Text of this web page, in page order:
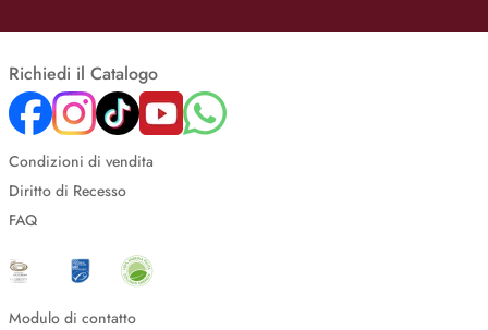
Richiedi il Catalogo
Condizioni di vendita
Diritto di Recesso
FAQ
Modulo di contatto